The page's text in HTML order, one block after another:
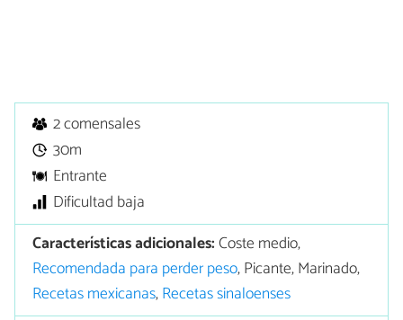
2 comensales
30m
Entrante
Dificultad baja
Características adicionales:Coste medio,
Recomendada para perder peso, Picante, Marinado,
Recetas mexicanas,Recetas sinaloenses